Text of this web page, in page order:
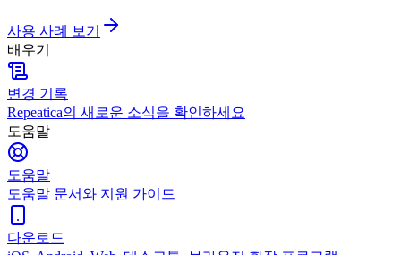
사용 사례 보기
배우기
변경 기록
Repeatica의 새로운 소식을 확인하세요
도움말
도움말
도움말 문서와 지원 가이드
다운로드